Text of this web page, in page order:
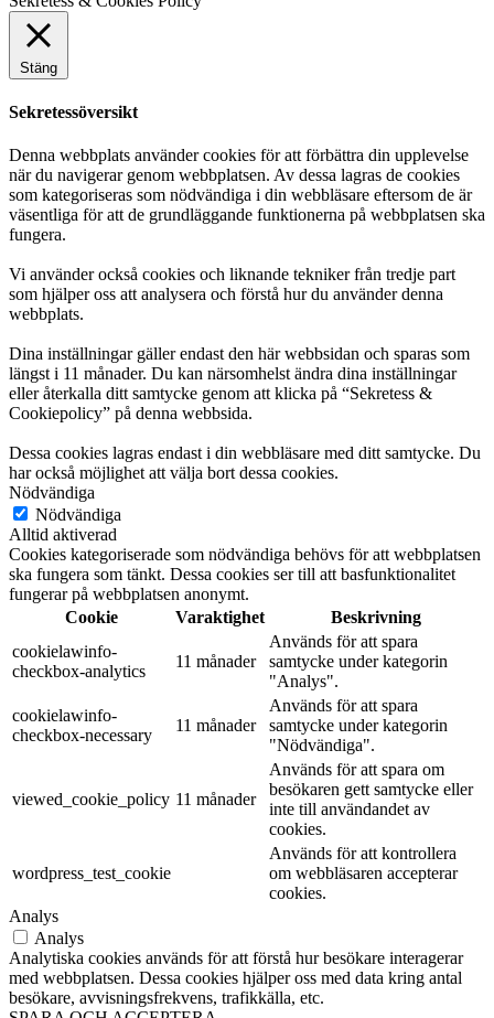
Stäng
Sekretessöversikt
Denna webbplats använder cookies för att förbättra din upplevelse
när du navigerar genom webbplatsen. Av dessa lagras de cookies
som kategoriseras som nödvändiga i din webbläsare eftersom de är
väsentliga för att de grundläggande funktionerna på webbplatsen ska
fungera.
Vi använder också cookies och liknande tekniker från tredje part
som hjälper oss att analysera och förstå hur du använder denna
webbplats.
Dina inställningar gäller endast den här webbsidan och sparas som
längst i 11 månader. Du kan närsomhelst ändra dina inställningar
eller återkalla ditt samtycke genom att klicka på “Sekretess &
Cookiepolicy” på denna webbsida.
Dessa cookies lagras endast i din webbläsare med ditt samtycke. Du
har också möjlighet att välja bort dessa cookies.
Nödvändiga
Nödvändiga
Alltid aktiverad
Cookies kategoriserade som nödvändiga behövs för att webbplatsen
ska fungera som tänkt. Dessa cookies ser till att basfunktionalitet
fungerar på webbplatsen anonymt.
Cookie
Varaktighet
Beskrivning
cookielawinfo-
checkbox-analytics
11 månader
Används för att spara
samtycke under kategorin
"Analys".
cookielawinfo-
checkbox-necessary
11 månader
Används för att spara
samtycke under kategorin
"Nödvändiga".
viewed_cookie_policy 11 månader
Används för att spara om
besökaren gett samtycke eller
inte till användandet av
cookies.
wordpress_test_cookie
Används för att kontrollera
om webbläsaren accepterar
cookies.
Analys
Analys
Analytiska cookies används för att förstå hur besökare interagerar
med webbplatsen. Dessa cookies hjälper oss med data kring antal
besökare, avvisningsfrekvens, trafikkälla, etc.